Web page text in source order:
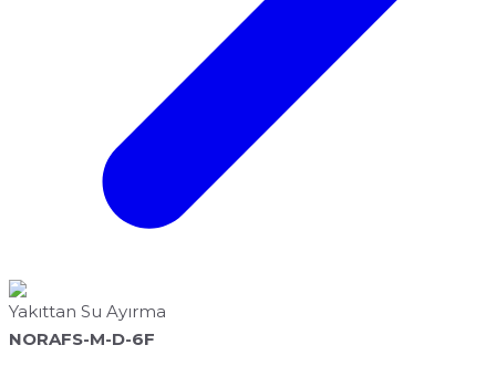
Yakıttan Su Ayırma
NORAFS-M-D-6F